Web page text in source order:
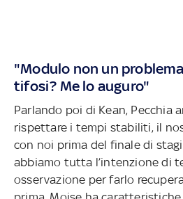
"Modulo non un
tifosi? Me lo auguro"
Parlando poi di Kean, Pecchia
rispettare i tempi stabiliti, il
con noi prima del finale di
abbiamo tutta l’intenzione di
osservazione per farlo